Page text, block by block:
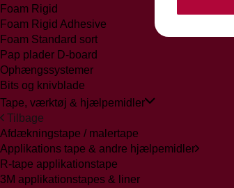
Foam Rigid
Foam Rigid Adhesive
Foam Standard sort
Pap plader D-board
Ophængssystemer
Bits og knivblade
Tape, værktøj & hjælpemidler
Tilbage
Afdækningstape / malertape
Applikations tape & andre hjælpemidler
R-tape applikationstape
3M applikationstapes & liner